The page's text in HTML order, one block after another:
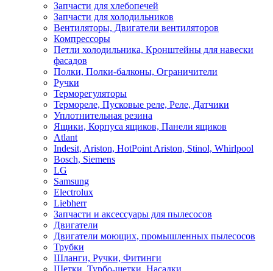
Запчасти для хлебопечей
Запчасти для холодильников
Вентиляторы, Двигатели вентиляторов
Компрессоры
Петли холодильника, Кронштейны для навески
фасадов
Полки, Полки-балконы, Ограничители
Ручки
Терморегуляторы
Термореле, Пусковые реле, Реле, Датчики
Уплотнительная резина
Ящики, Корпуса ящиков, Панели ящиков
Atlant
Indesit, Ariston, HotPoint Ariston, Stinol, Whirlpool
Bosch, Siemens
LG
Samsung
Electrolux
Liebherr
Запчасти и аксессуары для пылесосов
Двигатели
Двигатели моющих, промышленных пылесосов
Трубки
Шланги, Ручки, Фитинги
Щетки, Турбо-щетки, Насадки